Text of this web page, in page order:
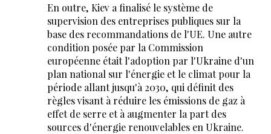
En outre, Kiev a finalisé le système de
supervision des entreprises publiques sur la
base des recommandations de l'UE. Une autre
condition posée par la Commission
européenne était l'adoption par l'Ukraine d'un
plan national sur l'énergie et le climat pour la
période allant jusqu'à 2030, qui définit des
règles visant à réduire les émissions de gaz à
effet de serre et à augmenter la part des
sources d'énergie renouvelables en Ukraine.